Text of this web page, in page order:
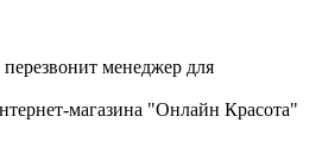
менеджер для
магазина "Онлайн Красота"